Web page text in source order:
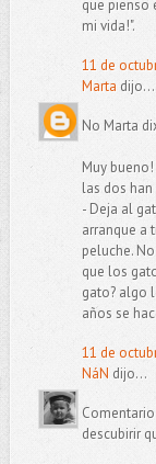
que pienso
mi vida!".
11 de
Marta dijo...
No Marta
Muy
las dos han
- Deja al
arranque a
peluche.
que los
gato? algo
años se
11 de
NáN dijo...
descubirir